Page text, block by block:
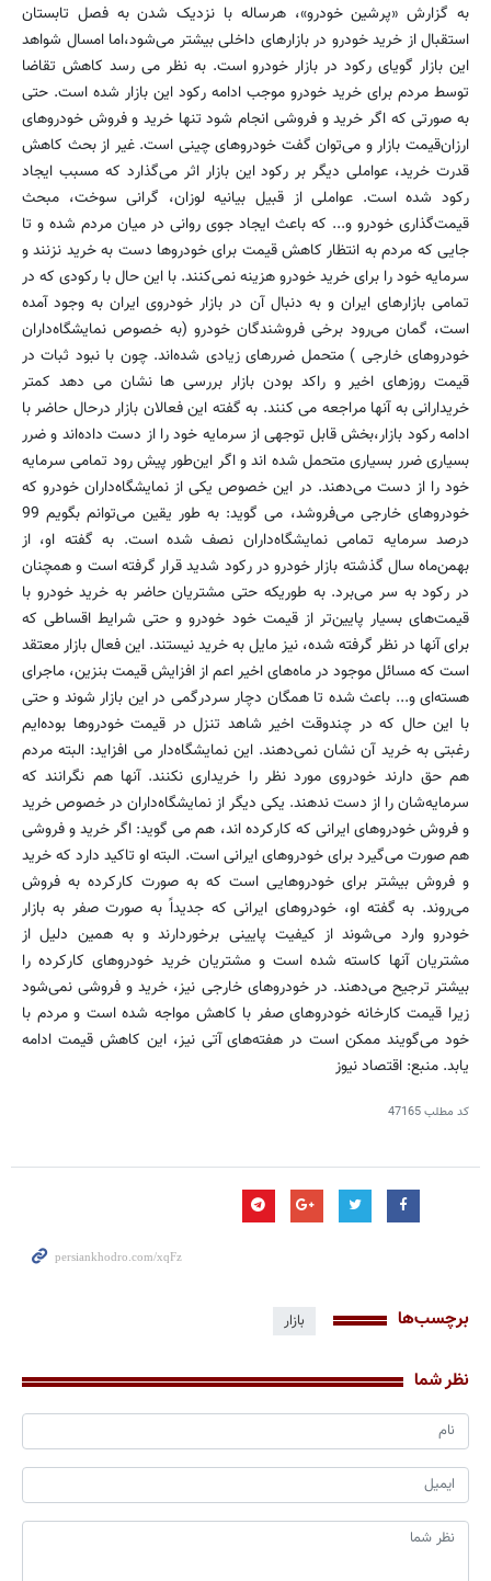
به گزارش «پرشین خودرو»، هرساله با نزدیک شدن به فصل تابستان
استقبال از خرید خودرو در بازارهای داخلی بیشتر می‌شود،اما امسال شواهد
این بازار گویای رکود در بازار خودرو است. به نظر می رسد کاهش تقاضا
توسط مردم برای خرید خودرو موجب ادامه رکود این بازار شده است. حتی
به صورتی که اگر خرید و فروشی انجام شود تنها خرید و فروش خودروهای
ارزان‌قیمت بازار و می‌توان گفت خودروهای چینی است. غیر از بحث کاهش
قدرت خرید، عواملی دیگر بر رکود این بازار اثر می‌گذارد که مسبب ایجاد
رکود شده است. عواملی از قبیل بیانیه لوزان، گرانی سوخت، مبحث
قیمت‌گذاری خودرو و... که باعث ایجاد جوی روانی در میان مردم شده و تا
جایی که مردم به انتظار کاهش قیمت برای خودروها دست به خرید نزنند و
سرمایه خود را برای خرید خودرو هزینه نمی‌کنند. با این حال با رکودی که در
تمامی بازارهای ایران و به دنبال آن در بازار خودروی ایران به وجود آمده
است، گمان می‌رود برخی فروشندگان خودرو (به خصوص نمایشگاه‌داران
خودروهای خارجی ) متحمل ضررهای زیادی شده‌اند. چون با نبود ثبات در
قیمت روزهای اخیر و راکد بودن بازار بررسی ها نشان می دهد کمتر
خریدارانی به آنها مراجعه می کنند. به گفته این فعالان بازار درحال حاضر با
ادامه رکود بازار،بخش قابل توجهی از سرمایه خود را از دست داده‌اند و ضرر
بسیاری ضرر بسیاری متحمل شده اند و اگر این‌طور پیش رود تمامی سرمایه
خود را از دست می‌دهند. در این خصوص یکی از نمایشگاه‌داران خودرو که
خودروهای خارجی می‌فروشد، می گوید: به طور یقین می‌توانم بگویم 99
درصد سرمایه تمامی نمایشگاه‌داران نصف شده است. به گفته او، از
بهمن‌ماه سال گذشته بازار خودرو در رکود شدید قرار گرفته است و همچنان
در رکود به سر می‌برد. به طوریکه حتی مشتریان حاضر به خرید خودرو با
قیمت‌های بسیار پایین‌تر از قیمت خود خودرو‌ و حتی شرایط اقساطی که
برای آنها در نظر گرفته شده، نیز مایل به خرید نیستند. این فعال بازار معتقد
است که مسائل موجود در ماه‌های اخیر اعم از افزایش قیمت بنزین، ماجرای
هسته‌ای و... باعث شده تا همگان دچار سردرگمی در این بازار شوند و حتی
با این حال که در چندوقت اخیر شاهد تنزل در قیمت خودروها بوده‌ایم
رغبتی به خرید آن نشان نمی‌دهند. این نمایشگاه‌دار می افزاید: البته مردم
هم حق دارند خودروی مورد نظر را خریداری نکنند. آنها هم نگرانند که
سرمایه‌شان را از دست ندهند. یکی دیگر از نمایشگاه‌داران در خصوص خرید
و فروش خودروهای ایرانی که کارکرده اند، هم می گوید: اگر خرید و فروشی
هم صورت می‌گیرد برای خودروهای ایرانی است. البته او تاکید دارد که خرید
و فروش بیشتر برای خودروهایی است که به صورت کارکرده به فروش
می‌روند. به گفته او، خودروهای ایرانی که جدیداً به صورت صفر به بازار
خودرو وارد می‌شوند از کیفیت پایینی برخوردارند و به همین دلیل از
مشتریان آنها کاسته شده است و مشتریان خرید خودروهای کارکرده را
بیشتر ترجیح می‌دهند. در خودروهای خارجی نیز، خرید و فروشی نمی‌شود
زیرا قیمت‌ کارخانه خودروهای صفر با کاهش مواجه شده است و مردم با
خود می‌گویند ممکن است در هفته‌های آتی نیز، این کاهش قیمت ادامه
یابد. منبع: اقتصاد نیوز
کد مطلب47165
برچسب‌ها بازار
نظر شما